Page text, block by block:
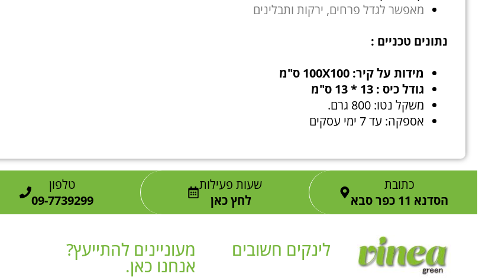
מאפשר לגדל פרחים, ירקות ותבלינים
נתונים טכניים :
מידות על קיר: 100X100 ס"מ
גודל כיס : 13 * 13 ס"מ
משקל נטו: 800 גרם.
אספקה: עד 7 ימי עסקים
כתובת
הסדנא 11 כפר סבא
שעות פעילות
לחץ כאן
טלפון
09-7739299
לינקים חשובים מעוניינים להתייעץ?
אנחנו כאן.​